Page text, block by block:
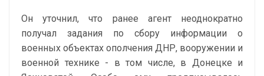
Он уточнил, что ранее агент неоднократно
получал задания по сбору информации о
военных объектах ополчения ДНР, вооружении и
военной технике - в том числе, в Донецке и